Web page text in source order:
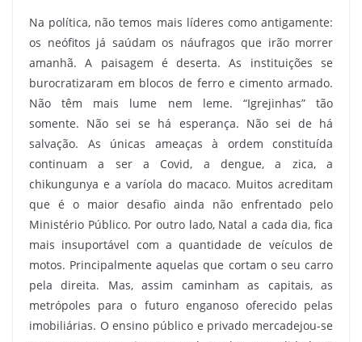
Na política, não temos mais líderes como antigamente:
os neófitos já saúdam os náufragos que irão morrer
amanhã. A paisagem é deserta. As instituições se
burocratizaram em blocos de ferro e cimento armado.
Não têm mais lume nem leme. “Igrejinhas” tão
somente. Não sei se há esperança. Não sei de há
salvação. As únicas ameaças à ordem constituída
continuam a ser a Covid, a dengue, a zica, a
chikungunya e a varíola do macaco. Muitos acreditam
que é o maior desafio ainda não enfrentado pelo
Ministério Público. Por outro lado, Natal a cada dia, fica
mais insuportável com a quantidade de veículos de
motos. Principalmente aquelas que cortam o seu carro
pela direita. Mas, assim caminham as capitais, as
metrópoles para o futuro enganoso oferecido pelas
imobiliárias. O ensino público e privado mercadejou-se